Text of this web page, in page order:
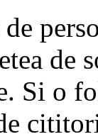
de
Si o